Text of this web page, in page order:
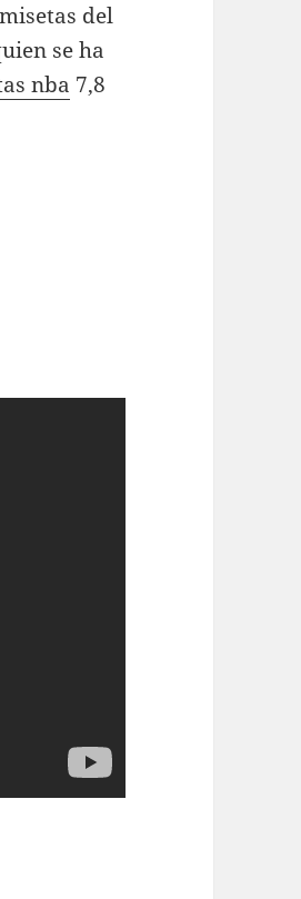
del
se ha
nba 7,8